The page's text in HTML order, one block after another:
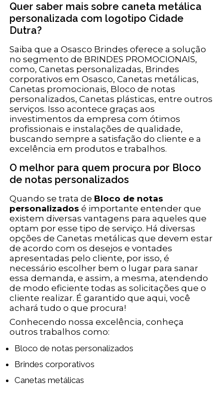
Quer saber mais sobre caneta metálica
personalizada com logotipo Cidade
Dutra?
Saiba que a Osasco Brindes oferece a solução
no segmento de BRINDES PROMOCIONAIS,
como, Canetas personalizadas, Brindes
corporativos em Osasco, Canetas metálicas,
Canetas promocionais, Bloco de notas
personalizados, Canetas plásticas, entre outros
serviços. Isso acontece graças aos
investimentos da empresa com ótimos
profissionais e instalações de qualidade,
buscando sempre a satisfação do cliente e a
excelência em produtos e trabalhos.
O melhor para quem procura por Bloco
de notas personalizados
Quando se trata de Bloco de notas
personalizados é importante entender que
existem diversas vantagens para aqueles que
optam por esse tipo de serviço. Há diversas
opções de Canetas metálicas que devem estar
de acordo com os desejos e vontades
apresentadas pelo cliente, por isso, é
necessário escolher bem o lugar para sanar
essa demanda, e assim, a mesma, atendendo
de modo eficiente todas as solicitações que o
cliente realizar. É garantido que aqui, você
achará tudo o que procura!
Conhecendo nossa excelência, conheça
outros trabalhos como:
Bloco de notas personalizados
Brindes corporativos
Canetas metálicas